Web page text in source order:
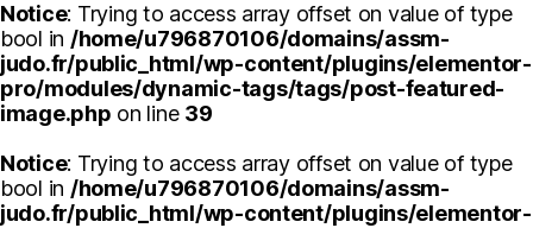
Notice: Trying to access array offset on value of type
bool in /home/u796870106/domains/assm-
judo.fr/public_html/wp-content/plugins/elementor-
pro/modules/dynamic-tags/tags/post-featured-
image.php on line 39
Notice: Trying to access array offset on value of type
bool in /home/u796870106/domains/assm-
judo.fr/public_html/wp-content/plugins/elementor-